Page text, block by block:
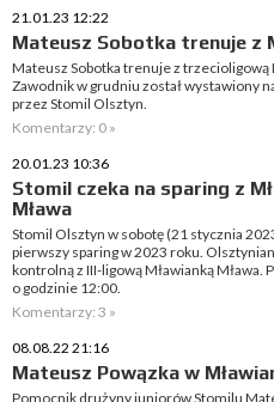
21.01.23 12:22
Mateusz Sobotka trenuje z
Mateusz Sobotka trenuje z trzecioligową
Zawodnik w grudniu został wystawiony
przez Stomil Olsztyn.
Komentarzy: 0 »
20.01.23 10:36
Stomil czeka na sparing z
Mława
Stomil Olsztyn w sobotę (21 stycznia
pierwszy sparing w 2023 roku.
kontrolną z III-ligową Mławianką Mława.
o godzinie 12:00.
Komentarzy: 3 »
08.08.22 21:16
Mateusz Powązka w
Pomocnik drużyny juniorów Stomilu